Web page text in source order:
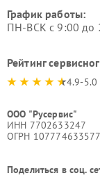
График работы:
ПН-ВСК с 9:00 до
Рейтинг
4.9-5.0
ООО "Русервис"
ИНН 7702633247
ОГРН
Поделиться в соц.